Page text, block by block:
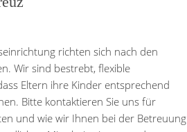
richten sich nach den
Wir sind bestrebt, flexible
Eltern ihre Kinder entsprechend
Bitte kontaktieren Sie uns für
und wie wir Ihnen bei der Betreuung